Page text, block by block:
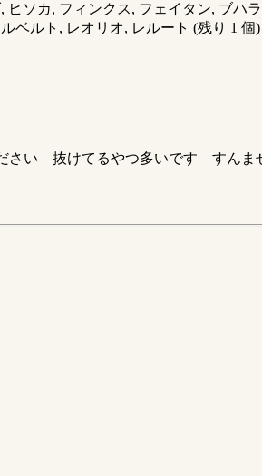
ソカ, フィンクス, フェイタン, ブハ
ベルト, レオリオ, レルート (残り 1 個)
さい 抜けてるやつ多いです すんま